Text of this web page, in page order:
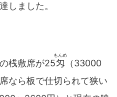
しました。
桟敷席が25匁
もんめ
（33000
なら板で仕切られて狭い